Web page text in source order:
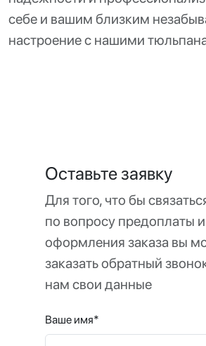
себе и вашим близким
настроение с нашими
Оставьте заявку
Для того, что бы
по вопросу предоплаты и
оформления заказа вы
заказать обратный
нам свои данные
Ваше имя*